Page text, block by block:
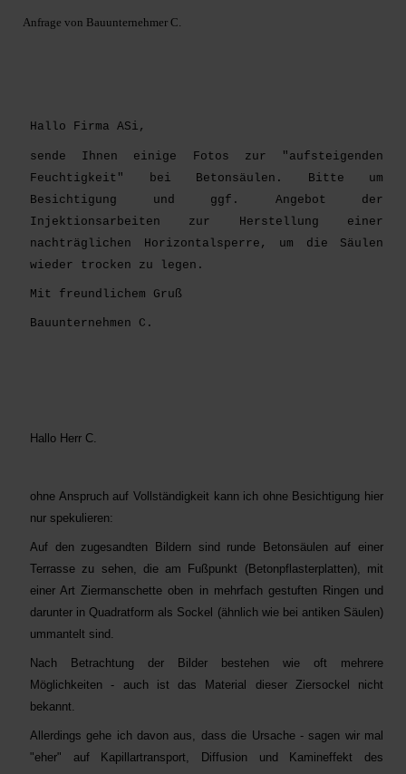
Anfrage von Bauunternehmer C.
Hallo Firma ASi,
sende Ihnen einige Fotos zur "aufsteigenden
Feuchtigkeit" bei Betonsäulen. Bitte um
Besichtigung und ggf. Angebot der
Injektionsarbeiten zur Herstellung einer
nachträglichen Horizontalsperre, um die Säulen
wieder trocken zu legen.
Mit freundlichem Gruß
Bauunternehmen C.
Hallo Herr C.
ohne Anspruch auf Vollständigkeit kann ich ohne Besichtigung hier
nur spekulieren:
Auf den zugesandten Bildern sind runde Betonsäulen auf einer
Terrasse zu sehen, die am Fußpunkt (Betonpflasterplatten), mit
einer Art Ziermanschette oben in mehrfach gestuften Ringen und
darunter in Quadratform als Sockel (ähnlich wie bei antiken Säulen)
ummantelt sind.
Nach Betrachtung der Bilder bestehen wie oft mehrere
Möglichkeiten - auch ist das Material dieser Ziersockel nicht
bekannt.
Allerdings gehe ich davon aus, dass die Ursache - sagen wir mal
"eher" auf Kapillartransport, Diffusion und Kamineffekt des